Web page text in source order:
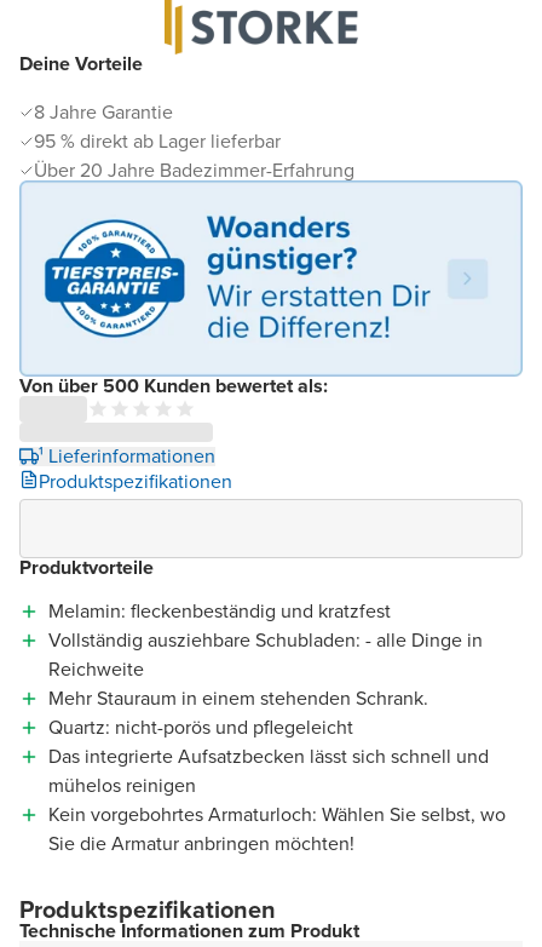
Deine Vorteile
8 Jahre Garantie
95 % direkt ab Lager lieferbar
Über 20 Jahre Badezimmer-Erfahrung
Von über 500 Kunden bewertet als:
¹ Lieferinformationen
Produktspezifikationen
Produktvorteile
Melamin: fleckenbeständig und kratzfest
Vollständig ausziehbare Schubladen: - alle Dinge in
Reichweite
Mehr Stauraum in einem stehenden Schrank.
Quartz: nicht-porös und pflegeleicht
Das integrierte Aufsatzbecken lässt sich schnell und
mühelos reinigen
Kein vorgebohrtes Armaturloch: Wählen Sie selbst, wo
Sie die Armatur anbringen möchten!
Produktspezifikationen
Technische Informationen zum Produkt